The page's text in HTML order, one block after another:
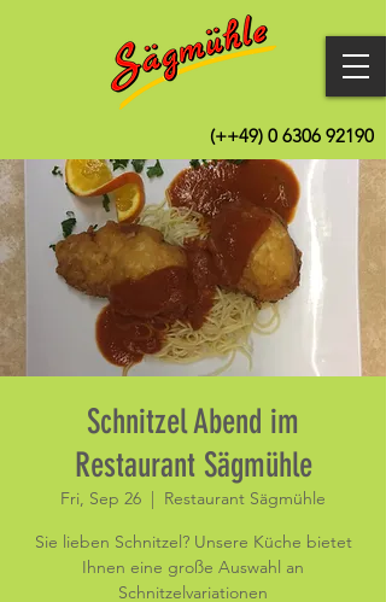
(++49) 0 6306 92190
Schnitzel Abend im
Restaurant Sägmühle
Fri, Sep 26
  |
Restaurant Sägmühle
Sie lieben Schnitzel? Unsere Küche bietet
Ihnen eine große Auswahl an
Schnitzelvariationen